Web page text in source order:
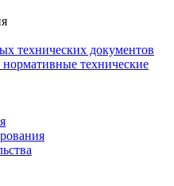
технических документов
технические